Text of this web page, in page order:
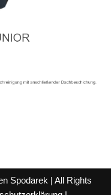
Spodarek | All Rights